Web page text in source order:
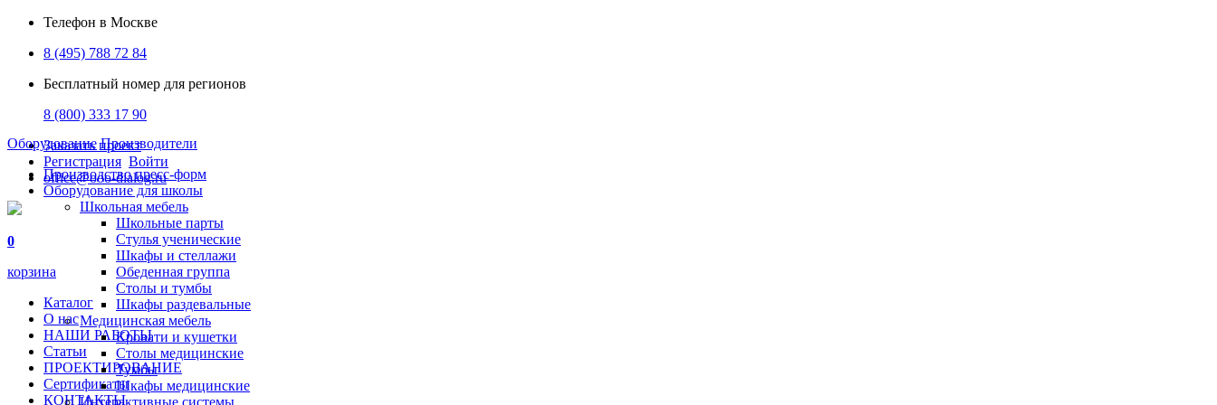
Телефон в Москве
8 (495) 788 72 84
Бесплатный номер для регионов
8 (800) 333 17 90
Заказать проект
Регистрация Войти
office@ooo-dialog.ru
0
корзина
Каталог
О нас
НАШИ РАБОТЫ
Статьи
ПРОЕКТИРОВАНИЕ
Сертификаты
КОНТАКТЫ
Оборудование Производители
Производство пресс-форм
Оборудование для школы
Школьная мебель
Школьные парты
Стулья ученические
Шкафы и стеллажи
Обеденная группа
Столы и тумбы
Шкафы раздевальные
Медицинская мебель
Кровати и кушетки
Столы медицинские
Тумбы
Шкафы медицинские
Интерактивные системы